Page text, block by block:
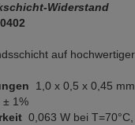
Widerstand
auf
1,0 x 0,5 x 0,45 mm
± 1%
0,063 W bei